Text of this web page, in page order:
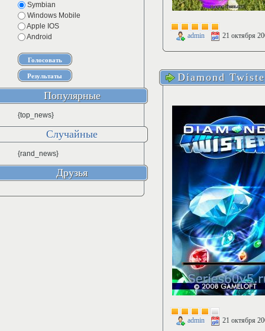
admin 21 октября
Diamond
admin 21 октября
Symbian
Windows Mobile
Apple IOS
Android
Популярные
{top_news}
Случайные
{rand_news}
Друзья